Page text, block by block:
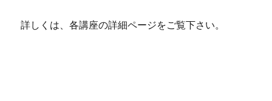
詳しくは、各講座の詳細ページをご覧下さい。